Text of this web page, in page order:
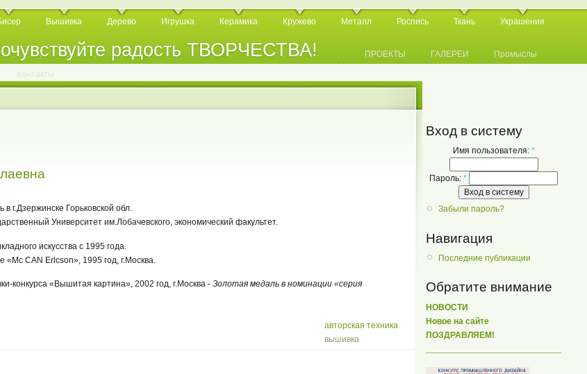
радость ТВОРЧЕСТВА!
Вышивка Дерево Игрушка Керамика Кружево Металл Роспись Ткань Украшения
. . . . . . . . . . . . . ПРОЕКТЫ ГАЛЕРЕИ Промыслы
Контакты
г.Дзержинске Горьковской обл.
Университет им.Лобачевского, экономический факультет.
искусства с 1995 года.
«Мс CAN Erlcson», 1995 год, г.Москва.
конкурса «Вышитая картина», 2002 год, г.Москва - Золотая медаль в номинации «серия
авторская техника
вышивка
Вход в систему
Имя пользователя: *
Пароль: *
Забыли пароль?
Навигация
Последние публикации
Обратите внимание
НОВОСТИ
Новое на сайте
ПОЗДРАВЛЯЕМ!